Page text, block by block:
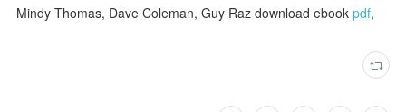
Mindy Thomas, Dave Coleman, Guy Raz download ebookpdf,